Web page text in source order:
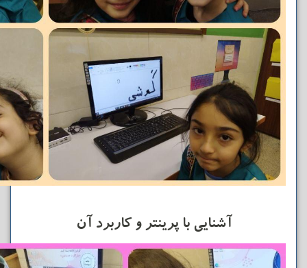
آشنایی با پرینتر و کاربرد آن